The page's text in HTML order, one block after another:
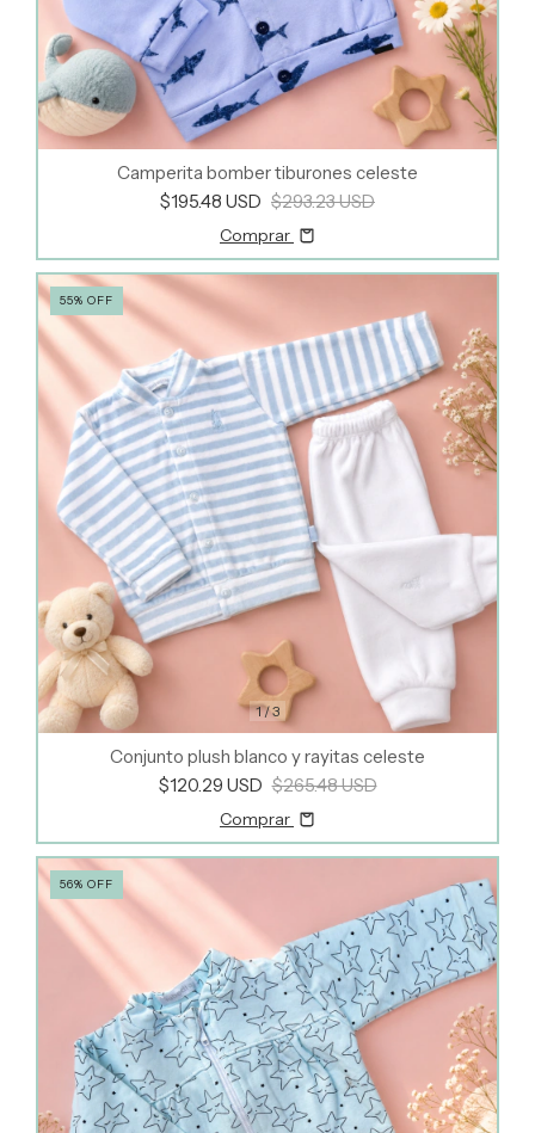
Camperita bomber tiburones celeste
$195.48 USD $293.23 USD
Comprar
1/3
55% OFF
Conjunto plush blanco y rayitas celeste
$120.29 USD $265.48 USD
Comprar
56% OFF